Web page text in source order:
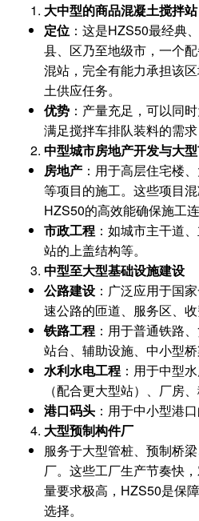
大中型的商品混凝土搅拌站
定位 ：这是HZS50最经典
县、区乃至地级市，一个
混站，完全有能力承担该
土供应任务。
优势 ：产量充足，可以同
满足搅拌车排队装料的需求
中型城市房地产开发与大
房地产 ：用于高层住宅楼
等项目的施工。这些项目
HZS50的高效能确保施工连
市政工程 ：如城市主干道
站的上盖结构等。
中型至大型基础设施建设
公路建设 ：广泛应用于国
速公路的匝道、服务区、
铁路工程 ：用于普通铁路
站台、辅助设施、中小型
水利水电工程 ：用于中型
（配合更大型站）、厂房
港口码头 ：用于中小型港
大型预制构件厂
服务于大型管桩、预制桥
厂。这些工厂生产节奏快
量要求极高，HZS50是保
选择。